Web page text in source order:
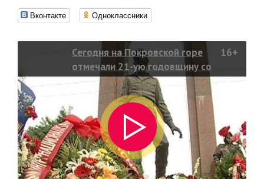
Вконтакте Одноклассники
Сегодня на Покровской горе
отмечали 21-ую годовщину со
дня вывода советских войск из
Афганистана
16+